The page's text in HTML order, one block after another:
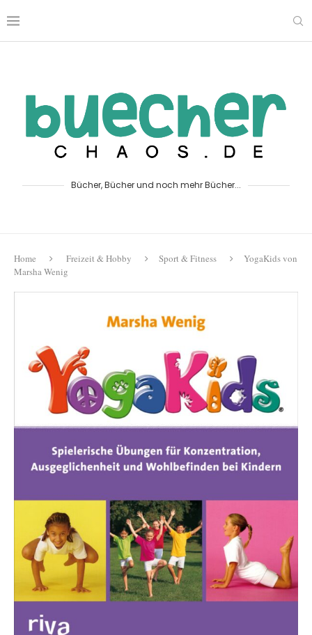
Bücher, Bücher und noch mehr Bücher...
Home Freizeit & Hobby Sport & Fitness
YogaKids von
Marsha Wenig